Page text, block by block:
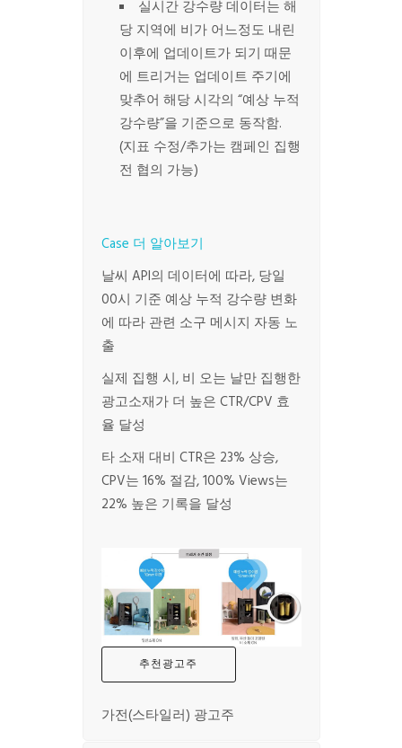
실시간 강수량 데이터는 해
당 지역에 비가 어느정도 내린
이후에 업데이트가 되기 때문
에 트리거는 업데이트 주기에
맞추어 해당 시각의 “예상 누적
강수량”을 기준으로 동작함.
(지표 수정/추가는 캠페인 집행
전 협의 가능)
Case 더 알아보기
날씨 API의 데이터에 따라, 당일
00시 기준 예상 누적 강수량 변화
에 따라 관련 소구 메시지 자동 노
출
실제 집행 시, 비 오는 날만 집행한
광고소재가 더 높은 CTR/CPV 효
율 달성
타 소재 대비 CTR은 23% 상승,
CPV는 16% 절감, 100% Views는
22% 높은 기록을 달성
추천광고주
가전(스타일러) 광고주